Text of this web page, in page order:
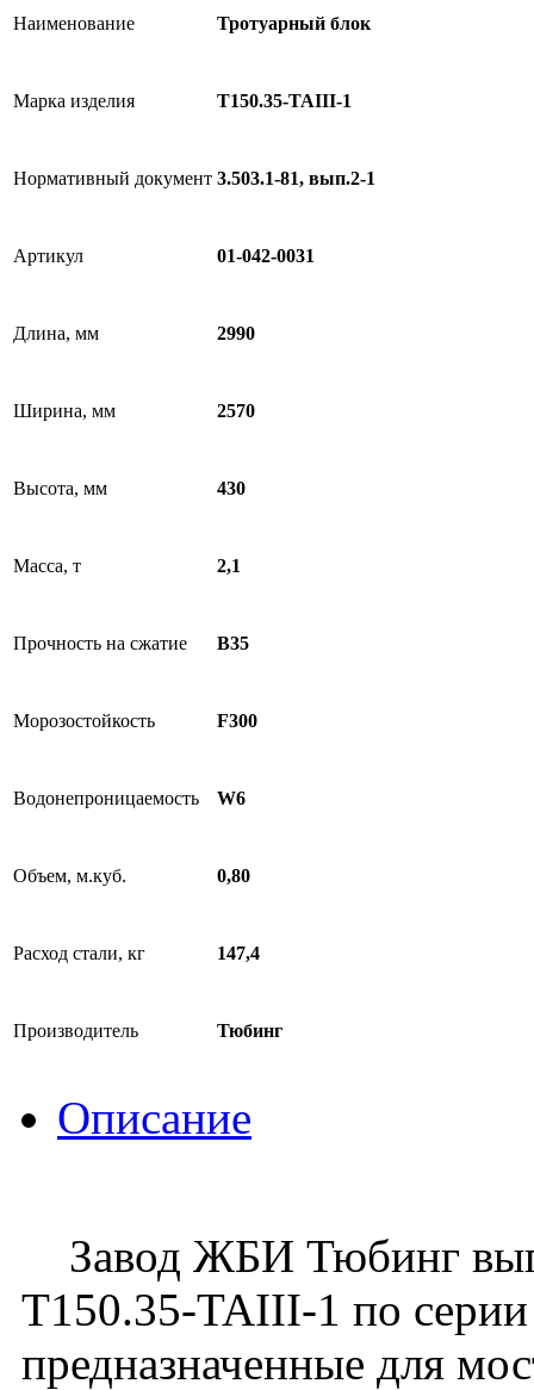
Наименование Тротуарный блок
Марка изделия Т150.35-TAIII-1
Нормативный документ 3.503.1-81, вып.2-1
Артикул 01-042-0031
Длина, мм 2990
Ширина, мм 2570
Высота, мм 430
Масса, т 2,1
Прочность на сжатие B35
Морозостойкость F300
Водонепроницаемость W6
Объем, м.куб. 0,80
Расход стали, кг 147,4
Производитель Тюбинг
Описание
Завод ЖБИ Тюбинг
Т150.35-TAIII-1 по
предназначенные для